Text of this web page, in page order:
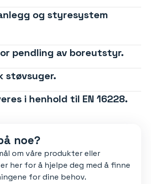
og styresystem
pendling av boreutstyr.
støvsuger.
i henhold til EN 16228.
noe?
om våre produkter eller
her for å hjelpe deg med å finne
for dine behov.